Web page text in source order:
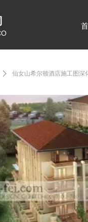
ꄲ 仙女山希尔顿酒店施工图深